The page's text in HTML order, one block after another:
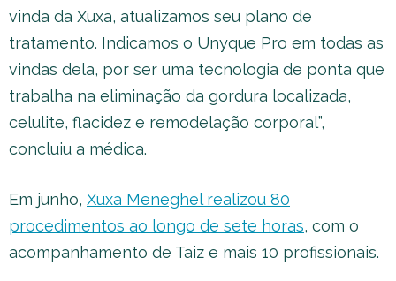
vinda da Xuxa, atualizamos seu plano de
tratamento. Indicamos o Unyque Pro em todas as
vindas dela, por ser uma tecnologia de ponta que
trabalha na eliminação da gordura localizada,
celulite, flacidez e remodelação corporal”,
concluiu a médica.
Em junho, Xuxa Meneghel realizou 80
procedimentos ao longo de sete horas, com o
acompanhamento de Taiz e mais 10 profissionais.